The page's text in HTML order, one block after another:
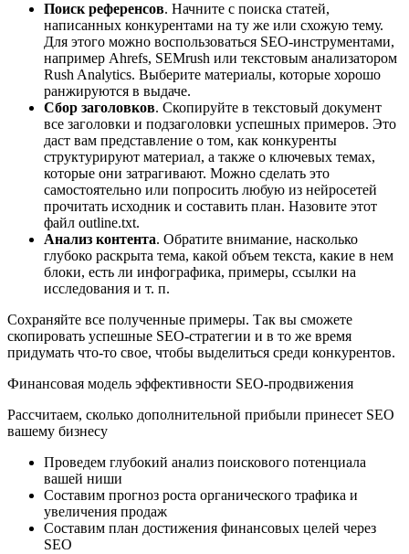
Поиск референсов. Начните с поиска статей,
написанных конкурентами на ту же или схожую тему.
Для этого можно воспользоваться SEO-инструментами,
например Ahrefs, SEMrush или текстовым анализатором
Rush Analytics. Выберите материалы, которые хорошо
ранжируются в выдаче.
Сбор заголовков. Скопируйте в текстовый документ
все заголовки и подзаголовки успешных примеров. Это
даст вам представление о том, как конкуренты
структурируют материал, а также о ключевых темах,
которые они затрагивают. Можно сделать это
самостоятельно или попросить любую из нейросетей
прочитать исходник и составить план. Назовите этот
файл outline.txt.
Анализ контента. Обратите внимание, насколько
глубоко раскрыта тема, какой объем текста, какие в нем
блоки, есть ли инфографика, примеры, ссылки на
исследования и т. п.
Сохраняйте все полученные примеры. Так вы сможете
скопировать успешные SEO-стратегии и в то же время
придумать что-то свое, чтобы выделиться среди конкурентов.
Финансовая модель эффективности SEO-продвижения
Рассчитаем, сколько дополнительной прибыли принесет SEO
вашему бизнесу
Проведем глубокий анализ поискового потенциала
вашей ниши
Составим прогноз роста органического трафика и
увеличения продаж
Составим план достижения финансовых целей через
SEO